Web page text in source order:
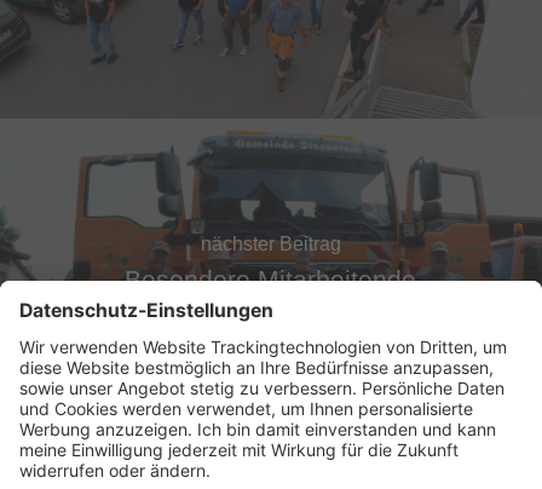
nächster Beitrag
Besondere Mitarbeitende